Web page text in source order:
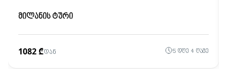
მილანის ტური
1082 ₾დან 5 დღე 4 ღამე